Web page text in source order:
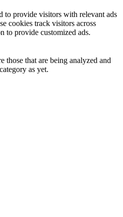
to provide visitors with relevant ads
cookies track visitors across
to provide customized ads.
those that are being analyzed and
as yet.